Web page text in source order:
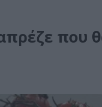
που